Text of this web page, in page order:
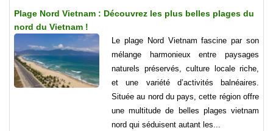
Plage Nord Vietnam : Découvrez les plus belles plages du
nord du Vietnam !
Le plage Nord Vietnam fascine par son
mélange harmonieux entre paysages
naturels préservés, culture locale riche,
et une variété d’activités balnéaires.
Située au nord du pays, cette région offre
une multitude de belles plages vietnam
nord qui séduisent autant les...